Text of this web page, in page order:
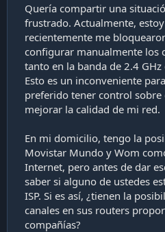
a
c
i
ó
n
Quería compartir una
frustrado. Actualmente,
recientemente me
configurar manualmente los
tanto en la banda de 2.4
Esto es un inconveniente
preferido tener control sobre
mejorar la calidad de mi red.
En mi domicilio, tengo la
Movistar Mundo y Wom
Internet, pero antes de dar
saber si alguno de ustedes
ISP. Si es así, ¿tienen la
canales en sus routers
compañías?